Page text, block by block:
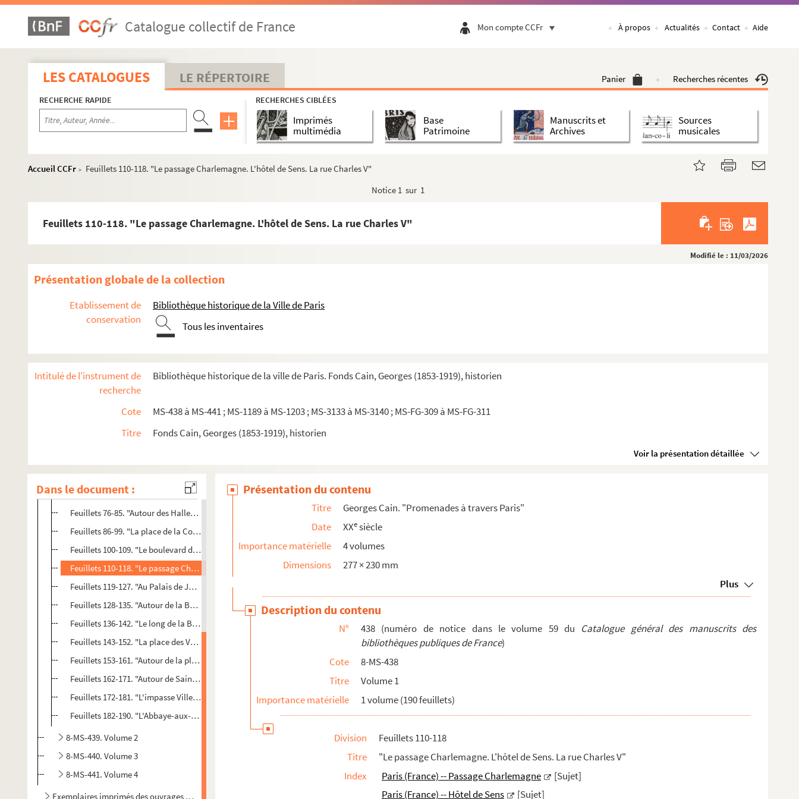
Catalogue collectif de France Mon compte CCFr À propos Actualités Contact Aide
LES CATALOGUES LE RÉPERTOIRE Panier Recherches récentes
RECHERCHE RAPIDE RECHERCHES CIBLÉES
Imprimés
multimédia
Base
Patrimoine
Manuscrits et
Archives
Sources
musicales
Accueil CCFr >
Feuillets 110-118. "Le passage Charlemagne. L'hôtel de Sens. La rue Charles V"
Notice 1 sur 1
Feuillets 110-118. "Le passage Charlemagne. L'hôtel de Sens. La rue Charles V"
Modifié le : 11/03/2026
Présentation globale de la collection
Etablissement de
conservation
Bibliothèque historique de la Ville de Paris
Tous les inventaires
Intitulé de l'instrument de
recherche
Bibliothèque historique de la ville de Paris. Fonds Cain, Georges (1853-1919), historien
Cote
MS-438 à MS-441 ; MS-1189 à MS-1203 ; MS-3133 à MS-3140 ; MS-FG-309 à MS-FG-311
Titre
Fonds Cain, Georges (1853-1919), historien
Voir la présentation détaillée
Dans le document :
Georges Cain. "Promenades à travers Paris"
Feuillets 1-12. "Autour du Panthéon"
Feuillets 13-20. "Le passage du Commerce. La cour de Rouen. L'auberge du Cheval blanc"
Feuillets 31-40. "En remontant la Seine. De la place de la Concorde à Bercy"
Feuillets 41-48. "Autour de Saint-Merri. Les rues Pierre-au-Lard, Brise-Miche et Taille-Pain. La rue de Venise. La ru...
Feuillets 58-66. "La place de la Bastille. Le boulevard Beaumarchais"
Feuillets 67-75. "La rue des Barres. Saint-Gervais. La rue Grenier-sur-l'Eau. La rue Geoffroy-l'Asnier"
Feuillets 76-85. "Autour des Halles. La rue Pirouette. La rue de la Grande-Truanderie. L'Ange Gabriel"
Feuillets 86-99. "La place de la Concorde"
Feuillets 100-109. "Le boulevard du Temple. La place de la République"
Feuillets 110-118. "Le passage Charlemagne. L'hôtel de Sens. La rue Charles V"
Feuillets 119-127. "Au Palais de Justice"
Feuillets 128-135. "Autour de la Bourse. La rue Vivienne. La section Lepeletier. Le théâtre Feydeau. Le Vaudeville. La ...
Feuillets 136-142. "Le long de la Bièvre. La ruelle des Gobelins. Le passage Moret. Le Champ de l'Alouette"
Feuillets 143-152. "La place des Vosges"
Feuillets 153-161. "Autour de la place Maubert. La rue Maître-Albert. La rue de l'Hôtel-Colbert. La rue du Fouarre. La ...
Feuillets 162-171. "Autour de Saint-Sulpice"
Feuillets 172-181. "L'impasse Villehardouin"
Feuillets 182-190. "L'Abbaye-aux-Bois"
8-MS-439. Volume 2
8-MS-440. Volume 3
8-MS-441. Volume 4
Exemplaires imprimés des ouvrages de Georges Cain, suivis de lettres de remerciements adressées à l'...
Présentation du contenu
Titre
Georges Cain. "Promenades à travers Paris"
Date
XXesiècle
Importance matérielle
4 volumes
Dimensions
277 × 230 mm
Plus
Description du contenu
N° 438 (numéro de notice dans le volume 59 du Catalogue général des manuscrits des
bibliothèques publiques de France)
Cote
8-MS-438
Titre
Volume 1
Importance matérielle
1 volume (190 feuillets)
Division
Feuillets 110-118
Titre
"Le passage Charlemagne. L'hôtel de Sens. La rue Charles V"
Index
Paris (France) -- Passage Charlemagne
[Sujet]
Paris (France) -- Hôtel de Sens
[Sujet]